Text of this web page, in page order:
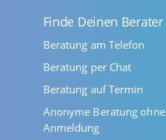
Finde Deinen Berater
Beratung am Telefon
Beratung per Chat
Beratung auf Termin
Anonyme Beratung ohne
Anmeldung